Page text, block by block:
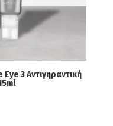
3 Αντιγηραντική